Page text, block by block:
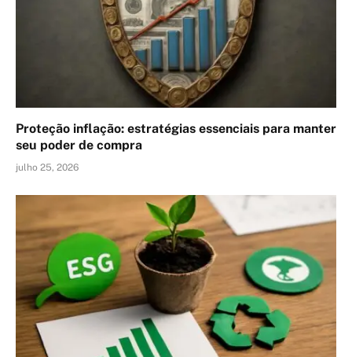
Proteção inflação: estratégias essenciais para manter
seu poder de compra
julho 25, 2026